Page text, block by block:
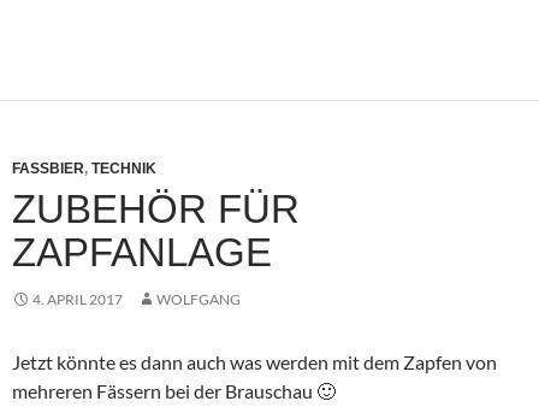
FASSBIER, TECHNIK
ZUBEHÖR FÜR
ZAPFANLAGE
4. APRIL 2017 WOLFGANG
Jetzt könnte es dann auch was werden mit dem Zapfen von
mehreren Fässern bei der Brauschau 🙂